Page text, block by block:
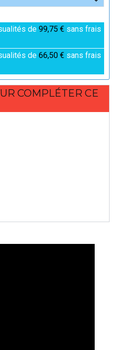
de 99,75 € sans frais
de 66,50 € sans frais
COMPLÉTER CE